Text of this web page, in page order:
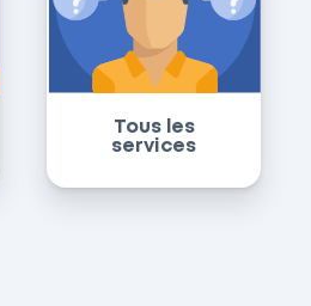
Tous les
services